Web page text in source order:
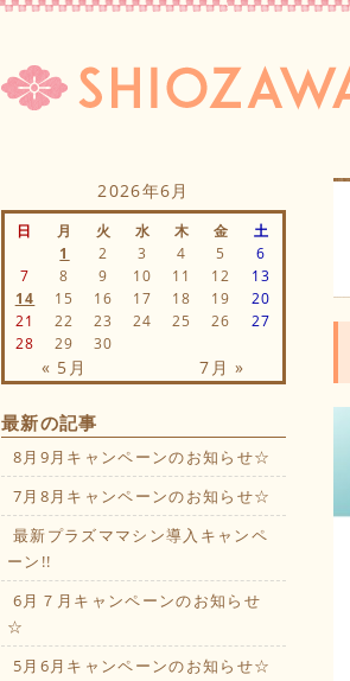
2026年6月
日 月 火 水 木 金 土
« 5月 7月 »
1 2 3 4 5
6
7
8 9 10 11 12
13
14
15 16 17 18 19
20
21
22 23 24 25 26
27
28
29 30
最新の記事
8月9月キャンペーンのお知らせ☆
7月8月キャンペーンのお知らせ☆
最新プラズママシン導入キャンペ
ーン!!
6月７月キャンペーンのお知らせ
☆
5月6月キャンペーンのお知らせ☆